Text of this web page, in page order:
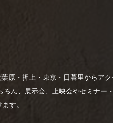
原・押上・東京・日暮里からアク
ろん、 展示会 、上映会やセミナー・
す。